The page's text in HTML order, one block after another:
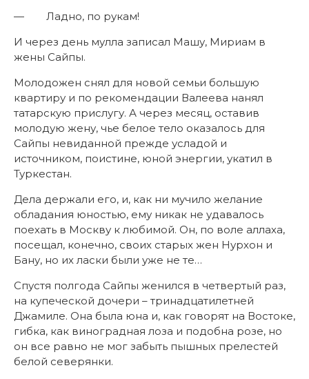
— Ладно, по рукам!
И через день мулла записал Машу, Мириам в
жены Сайпы.
Молодожен снял для новой семьи большую
квартиру и по рекомендации Валеева нанял
татарскую прислугу. А через месяц, оставив
молодую жену, чье белое тело оказалось для
Сайпы невиданной прежде усладой и
источником, поистине, юной энергии, укатил в
Туркестан.
Дела держали его, и, как ни мучило желание
обладания юностью, ему никак не удавалось
поехать в Москву к любимой. Он, по воле аллаха,
посещал, конечно, своих старых жен Нурхон и
Бану, но их ласки были уже не те…
Спустя полгода Сайпы женился в четвертый раз,
на купеческой дочери – тринадцатилетней
Джамиле. Она была юна и, как говорят на Востоке,
гибка, как виноградная лоза и подобна розе, но
он все равно не мог забыть пышных прелестей
белой северянки.